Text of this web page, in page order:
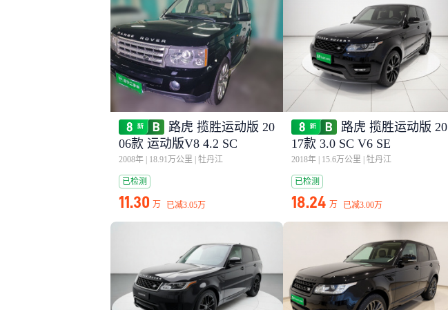
路虎 揽胜运动版 20
06款 运动版V8 4.2 SC
2008年 18.91万公里 牡丹江
已检测
11.30 万 已减3.05万
路虎 揽胜运动版 20
17款 3.0 SC V6 SE
2018年 15.6万公里 牡丹江
已检测
18.24 万 已减3.00万